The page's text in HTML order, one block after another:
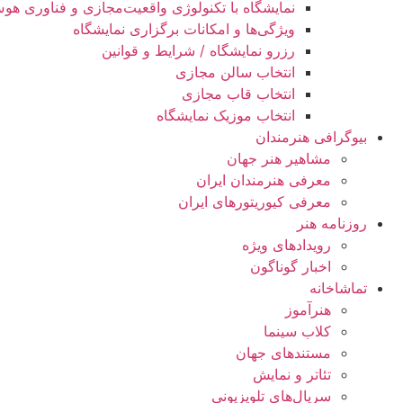
نمایشگاه با تکنولوژی واقعیت‌مجازی و فناوری
ویژگی‌ها و امکانات برگزاری نمایشگاه
رزرو نمایشگاه / شرایط و قوانین
انتخاب سالن مجازی
انتخاب قاب مجازی
انتخاب موزیک نمایشگاه
بیوگرافی هنرمندان
مشاهیر هنر جهان
معرفی هنرمندان ایران
معرفی کیوریتورهای ایران
روزنامه هنر
رویدادهای ویژه
اخبار گوناگون
تماشاخانه
هنرآموز
کلاب سینما
مستندهای جهان
تئاتر و نمایش
سریال‌های تلویزیونی